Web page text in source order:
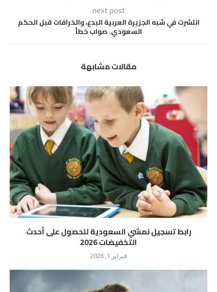
next post
انتشرت في شبه الجزيرة العربية البدع، والخرافات قبل الحكم
السعودي. صواب خطأ
مقالات مشابهة
رابط تسجيل نمشي السعودية للحصول على أحدث
التخفيضات 2026
فبراير 1, 2026